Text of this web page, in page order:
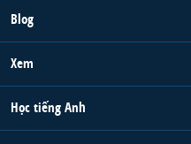
Blog
Xem
Học tiếng Anh